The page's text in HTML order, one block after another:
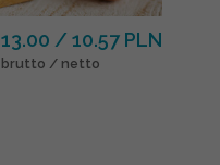
13.00 / 10.57 PLN
brutto / netto